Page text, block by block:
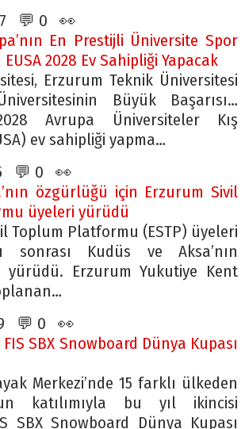
💬 0 👀
En Prestijli Üniversite Spor
2028 Ev Sahipliği Yapacak
Erzurum Teknik Üniversitesi
Büyük Başarısı…
Avrupa Üniversiteler Kış
ev sahipliği yapma…
💬 0 👀
özgürlüğü için Erzurum Sivil
üyeleri yürüdü
Toplum Platformu (ESTP) üyeleri
sonrası Kudüs ve Aksa’nın
Erzurum Yukutiye Kent
💬 0 👀
SBX Snowboard Dünya Kupası
Merkezi’nde 15 farklı ülkeden
katılımıyla bu yıl ikincisi
SBX Snowboard Dünya Kupası